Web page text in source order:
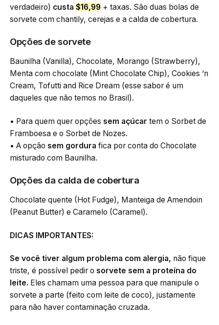
verdadeiro) custa $16,99 + taxas. São duas bolas de
sorvete com chantily, cerejas e a calda de cobertura.
Opções de sorvete
Baunilha (Vanilla), Chocolate, Morango (Strawberry),
Menta com chocolate (Mint Chocolate Chip), Cookies ‘n
Cream, Tofutti and Rice Dream (esse sabor é um
daqueles que não temos no Brasil).
• Para quem quer opções sem açúcar tem o Sorbet de
Framboesa e o Sorbet de Nozes.
• A opção sem gordura fica por conta do Chocolate
misturado com Baunilha.
Opções da calda de cobertura
Chocolate quente (Hot Fudge), Manteiga de Amendoin
(Peanut Butter) e Caramelo (Caramel).
DICAS IMPORTANTES:
Se você tiver algum problema com alergia, não fique
triste, é possível pedir o sorvete sem a proteína do
leite. Eles chamam uma pessoa para que manipule o
sorvete a parte (feito com leite de coco), justamente
para não haver contaminação cruzada.